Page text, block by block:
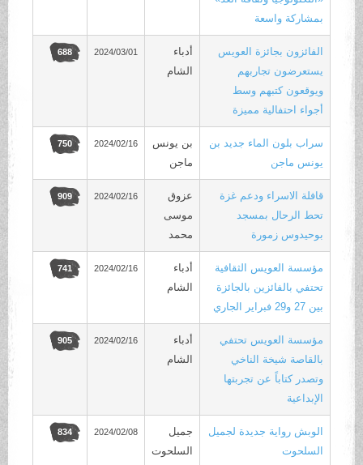
بمشاركة واسعة
الفائزون بجائزة العويس
يستعرضون تجاربهم
ويوقعون كتبهم وسط
أجواء احتفالية مميزة
أدباء
الشام
2024/03/01
688
سراب بلون الماء جديد بن
يونس ماجن
بن يونس
ماجن
2024/02/16
750
قافلة الاسراء ودعم غزة
تحط الرحال بمسجد
بوحيدوس زمورة
عزوق
موسى
محمد
2024/02/16
909
مؤسسة العويس الثقافية
تحتفي بالفائزين بالجائزة
بين 27 و29 فبراير الجاري
أدباء
الشام
2024/02/16
741
مؤسسة العويس تحتفي
بالقاصة شيخة الناخي
وتصدر كتاباً عن تجربتها
الإبداعية
أدباء
الشام
2024/02/16
905
الوبش رواية جديدة لجميل
السلحوت
جميل
السلحوت
2024/02/08
834